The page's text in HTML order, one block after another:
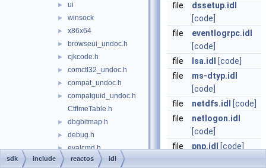
► ui
► winsock
► x86x64
► browseui_undoc.h
► cjkcode.h
► comctl32_undoc.h
► compat_undoc.h
►
compatguid_undoc.h
CtfImeTable.h
► dbgbitmap.h
► debug.h
► evalcmd.h
► exeformat.h
file
dssetup.idl
[code]
file
eventlogrpc.idl
[code]
file
lsa.idl
[code]
file
ms-dtyp.idl
[code]
file
netdfs.idl
[code]
file
netlogon.idl
[code]
file
pnp.idl
[code]
sdk include reactos idl